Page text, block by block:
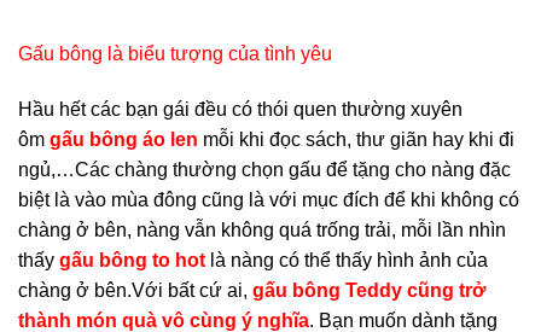
Gấu bông là biểu tượng của tình yêu
Hầu hết các bạn gái đều có thói quen thường xuyên
ôm gấu bông áo len mỗi khi đọc sách, thư giãn hay khi đi
ngủ,…Các chàng thường chọn gấu để tặng cho nàng đặc
biệt là vào mùa đông cũng là với mục đích để khi không có
chàng ở bên, nàng vẫn không quá trống trải, mỗi lần nhìn
thấy gấu bông to hot là nàng có thể thấy hình ảnh của
chàng ở bên.Với bất cứ ai, gấu bông Teddy cũng trở
thành món quà vô cùng ý nghĩa. Bạn muốn dành tặng